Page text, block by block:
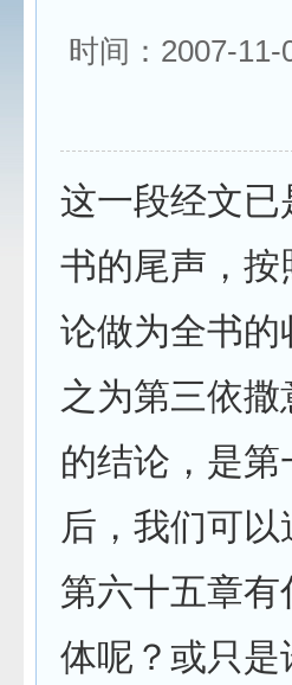
时间：2007-
这一段经文
书的尾声，
论做为全书
之为第三依
的结论，是
后，我们可
第六十五章
体呢？或只